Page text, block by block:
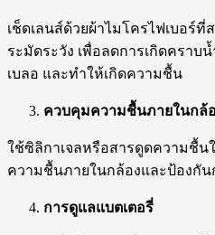
เช็ดเลนส์ด้วยผ้าไมโครไฟเบอร์ที่
ระมัดระวัง เพื่อลดการเกิดครา
เบลอ และทำให้เกิดความชื้น
ควบคุมความชื้นภายในกล้
ใช้ซิลิกาเจลหรือสารดูดความชื้น
ความชื้นภายในกล้องและป้องกัน
การดูแลแบตเตอรี่